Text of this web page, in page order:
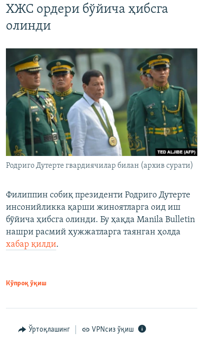
ХЖС ордери бўйича ҳибсга
олинди
Родриго Дутерте гвардиячилар билан (архив сурати)
Филиппин собиқ президенти Родриго Дутерте
инсонийликка қарши жиноятларга оид иш
бўйича ҳибсга олинди. Бу ҳақда Manila Bulletin
нашри расмий ҳужжатларга таянган ҳолда
хабар қилди.
Кўпроқ ўқиш
Ўртоқлашинг VPNсиз ўқиш